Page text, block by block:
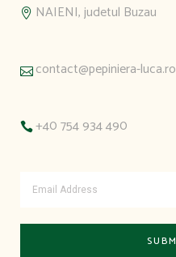
NAIENI, judetul Buzau
contact@pepiniera-luca.ro
+40 754 934 490